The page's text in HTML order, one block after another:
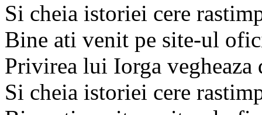
Si cheia istoriei cere
Bine ati venit pe site-ul
Privirea lui Iorga
Si cheia istoriei cere